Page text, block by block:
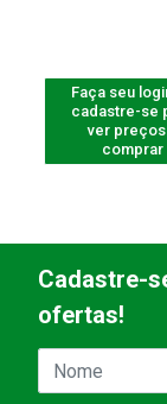
Faça seu
cadastre-se
ver preços
comprar
Cadastre-
ofertas!